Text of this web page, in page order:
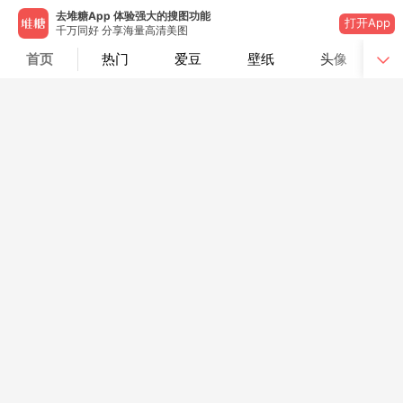
去堆糖App 体验强大的搜图功能
千万同好 分享海量高清美图
打开App
首页 热门 爱豆 壁纸 头像